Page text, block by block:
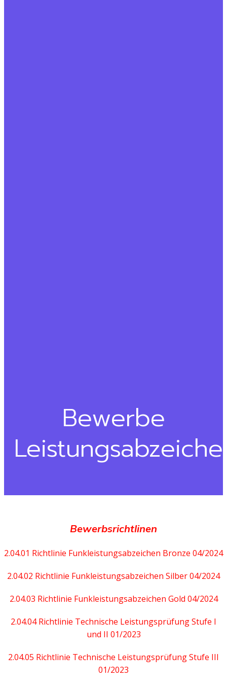
Bewerbe
Bewerbsrichtlinen
2.04.01 Richtlinie Funkleistungsabzeichen Bronze 04/2024
2.04.02 Richtlinie Funkleistungsabzeichen Silber 04/2024
2.04.03 Richtlinie Funkleistungsabzeichen Gold 04/2024
2.04.04 Richtlinie Technische Leistungsprüfung Stufe I
und II 01/2023
2.04.05 Richtlinie Technische Leistungsprüfung Stufe III
01/2023